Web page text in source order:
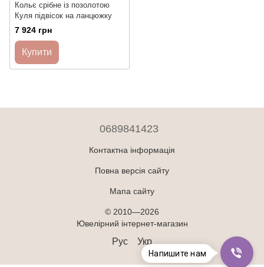
Кольє срібне із позолотою
Куля підвісок на ланцюжку
7 924 грн
Купити
0689841423
Контактна інформація
Повна версія сайту
Мапа сайту
© 2010—2026
Ювелірний інтернет-магазин
Рус Укр
Напишите нам